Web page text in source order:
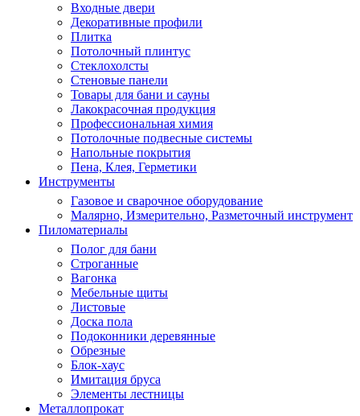
Входные двери
Декоративные профили
Плитка
Потолочный плинтус
Стеклохолсты
Стеновые панели
Товары для бани и сауны
Лакокрасочная продукция
Профессиональная химия
Потолочные подвесные системы
Напольные покрытия
Пена, Клея, Герметики
Инструменты
Газовое и сварочное оборудование
Малярно, Измерительно, Разметочный инструмент
Пиломатериалы
Полог для бани
Строганные
Вагонка
Мебельные щиты
Листовые
Доска пола
Подоконники деревянные
Обрезные
Блок-хаус
Имитация бруса
Элементы лестницы
Металлопрокат